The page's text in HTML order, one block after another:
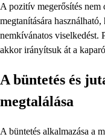
A pozitív megerősítés
megtanítására
nemkívánatos viselkedést.
akkor irányítsuk át a
A büntetés és
megtalálása
A büntetés alkalmazása a